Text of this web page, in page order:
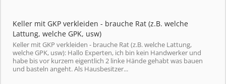
Keller mit GKP verkleiden - brauche Rat (z.B. welche
Lattung, welche GPK, usw)
Keller mit GKP verkleiden - brauche Rat (z.B. welche Lattung,
welche GPK, usw): Hallo Experten, ich bin kein Handwerker und
habe bis vor kurzem eigentlich 2 linke Hände gehabt was bauen
und basteln angeht. Als Hausbesitzer...